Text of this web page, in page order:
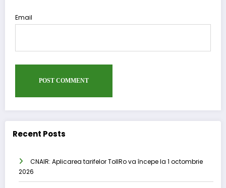
Email
Recent Posts
CNAIR: Aplicarea tarifelor TollRo va începe la 1 octombrie
2026